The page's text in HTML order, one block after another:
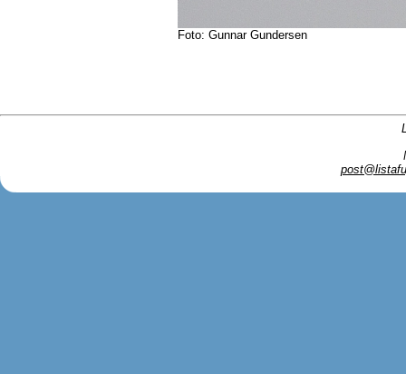
Foto: Gunnar Gundersen